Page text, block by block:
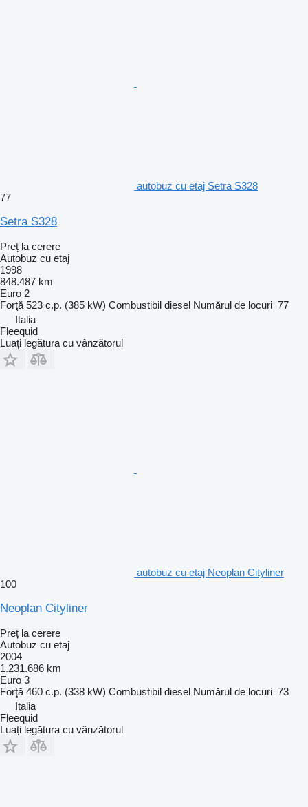
autobuz cu etaj Setra S328
77
Setra S328
Preț la cerere
Autobuz cu etaj
1998
848.487 km
Euro 2
Forţă 523 c.p. (385 kW) Combustibil diesel Numărul de locuri 77
Italia
Fleequid
Luați legătura cu vânzătorul
autobuz cu etaj Neoplan Cityliner
100
Neoplan Cityliner
Preț la cerere
Autobuz cu etaj
2004
1.231.686 km
Euro 3
Forţă 460 c.p. (338 kW) Combustibil diesel Numărul de locuri 73
Italia
Fleequid
Luați legătura cu vânzătorul